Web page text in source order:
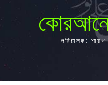
পরিচালক: শায়খ